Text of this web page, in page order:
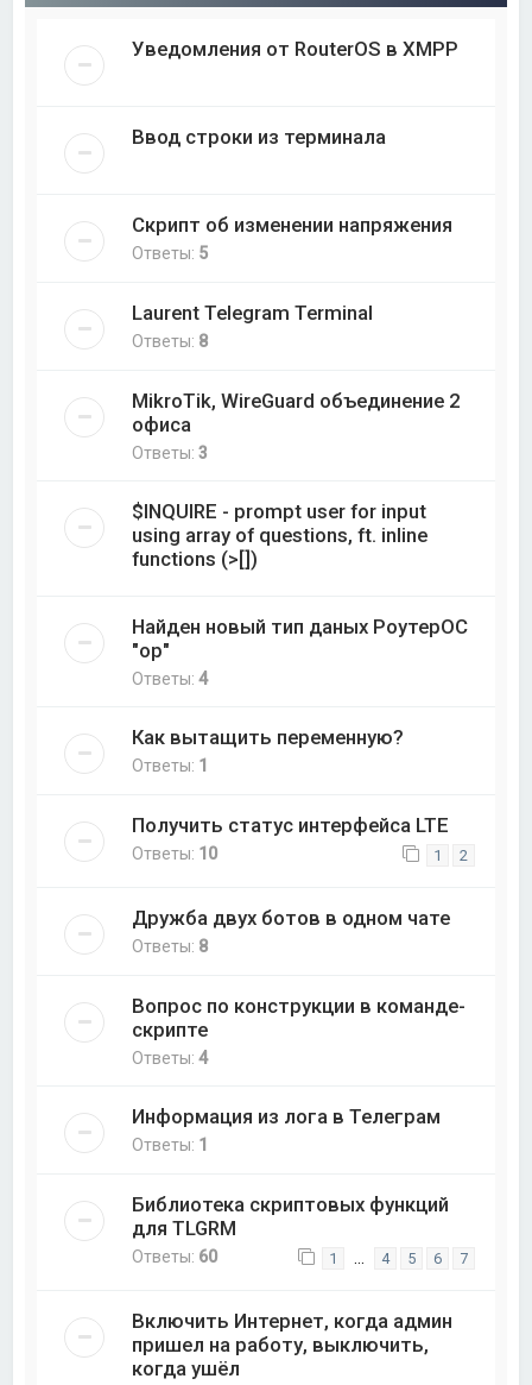
Уведомления от RouterOS в XMPP
Ввод строки из терминала
Скрипт об изменении напряжения
Ответы: 5
Laurent Telegram Terminal
Ответы: 8
MikroTik, WireGuard объединение 2
офиса
Ответы:3
$INQUIRE - prompt user for input
using array of questions, ft. inline
functions (>[])
Найден новый тип даных РоутерОС
"op"
Ответы:4
Как вытащить переменную?
Ответы: 1
Получить статус интерфейса LTE
Ответы: 10 1 2
Дружба двух ботов в одном чате
Ответы: 8
Вопрос по конструкции в команде-
скрипте
Ответы:4
Информация из лога в Телеграм
Ответы: 1
Библиотека скриптовых функций
для TLGRM
Ответы: 60 1 4 5 6 7
Включить Интернет, когда админ
пришел на работу, выключить,
когда ушёл